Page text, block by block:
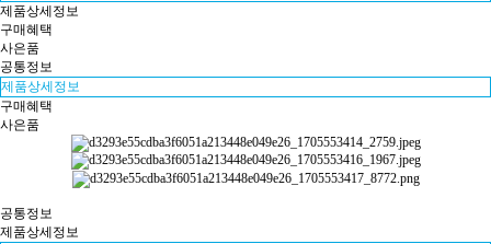
제품상세정보
구매혜택
사은품
공통정보
제품상세정보
구매혜택
사은품
공통정보
제품상세정보